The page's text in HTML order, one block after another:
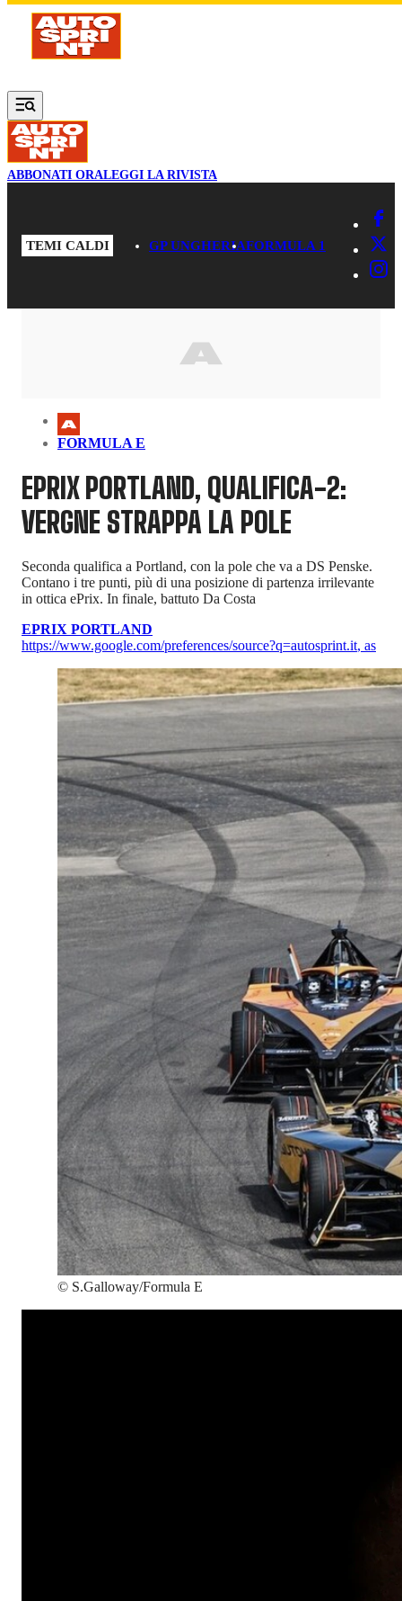
Vai al contenuto principale
ABBONATI ORALEGGI LA RIVISTA
TEMI CALDI GP UNGHERIAFORMULA 1
FORMULA E
EPRIX PORTLAND, QUALIFICA-2:
VERGNE STRAPPA LA POLE
Seconda qualifica a Portland, con la pole che va a DS Penske.
Contano i tre punti, più di una posizione di partenza irrilevante
in ottica ePrix. In finale, battuto Da Costa
EPRIX PORTLAND
https://www.google.com/preferences/source?q=autosprint.it, as
© S.Galloway/Formula E